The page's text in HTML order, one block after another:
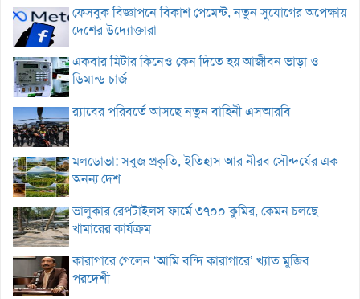
ফেসবুক বিজ্ঞাপনে বিকাশ পেমেন্ট, নতুন সুযোগের অপেক্ষায়
দেশের উদ্যোক্তারা
একবার মিটার কিনেও কেন দিতে হয় আজীবন ভাড়া ও
ডিমান্ড চার্জ
র‌্যাবের পরিবর্তে আসছে নতুন বাহিনী এসআরবি
মলডোভা: সবুজ প্রকৃতি, ইতিহাস আর নীরব সৌন্দর্যের এক
অনন্য দেশ
ভালুকার রেপটাইলস ফার্মে ৩৭০০ কুমির, কেমন চলছে
খামারের কার্যক্রম
কারাগারে গেলেন ‘আমি বন্দি কারাগারে’ খ্যাত মুজিব
পরদেশী